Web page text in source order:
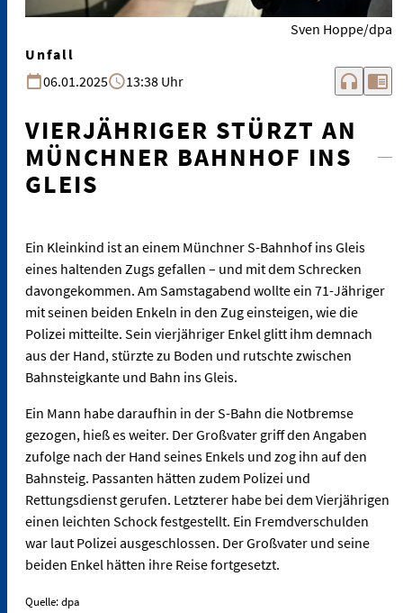
Sven Hoppe/dpa
Unfall
06.01.2025
13:38 Uhr headphones chrome_reader_mode
VIERJÄHRIGER STÜRZT AN
MÜNCHNER BAHNHOF INS
GLEIS
Ein Kleinkind ist an einem Münchner S-Bahnhof ins Gleis
eines haltenden Zugs gefallen – und mit dem Schrecken
davongekommen. Am Samstagabend wollte ein 71-Jähriger
mit seinen beiden Enkeln in den Zug einsteigen, wie die
Polizei mitteilte. Sein vierjähriger Enkel glitt ihm demnach
aus der Hand, stürzte zu Boden und rutschte zwischen
Bahnsteigkante und Bahn ins Gleis.
Ein Mann habe daraufhin in der S-Bahn die Notbremse
gezogen, hieß es weiter. Der Großvater griff den Angaben
zufolge nach der Hand seines Enkels und zog ihn auf den
Bahnsteig. Passanten hätten zudem Polizei und
Rettungsdienst gerufen. Letzterer habe bei dem Vierjährigen
einen leichten Schock festgestellt. Ein Fremdverschulden
war laut Polizei ausgeschlossen. Der Großvater und seine
beiden Enkel hätten ihre Reise fortgesetzt.
Quelle: dpa